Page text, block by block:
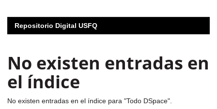
Repositorio Digital USFQ
No existen entradas en
el índice
No existen entradas en el índice para "Todo DSpace".